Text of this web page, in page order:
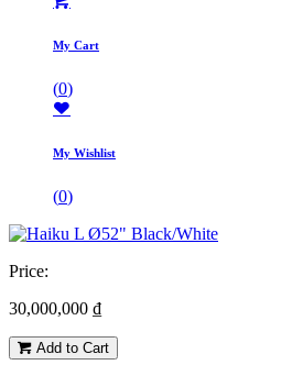
My Cart
(0)
My Wishlist
(0)
Price:
30,000,000 ₫
Add to Cart